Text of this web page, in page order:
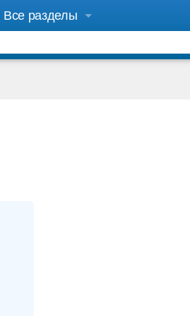
Все разделы